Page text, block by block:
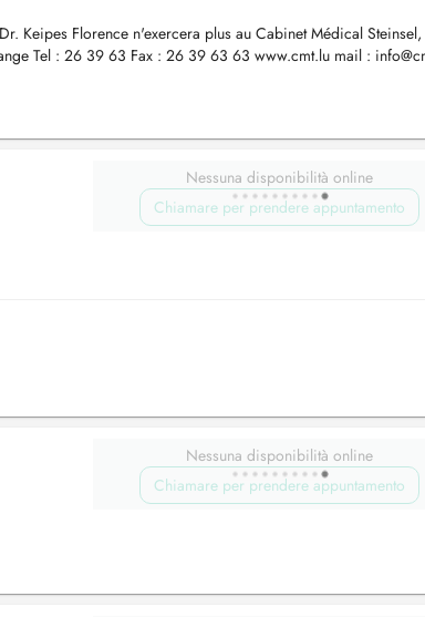
Keipes Florence n'exercera plus au Cabinet Médical
Tel : 26 39 63 Fax : 26 39 63 63 www.cmt.lu mail :
Nessuna disponibilità online
Chiamare per prendere appuntamento
Nessuna disponibilità online
Chiamare per prendere appuntamento